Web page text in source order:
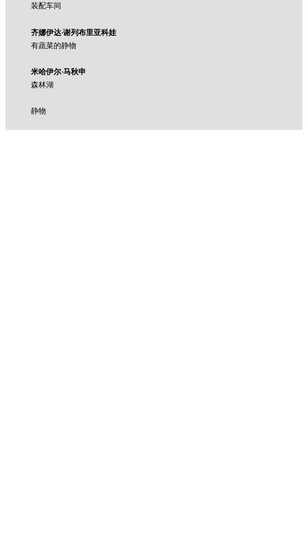
装配车间
齐娜伊达·谢列布里亚科娃
有蔬菜的静物
米哈伊尔·马秋申
森林湖
静物